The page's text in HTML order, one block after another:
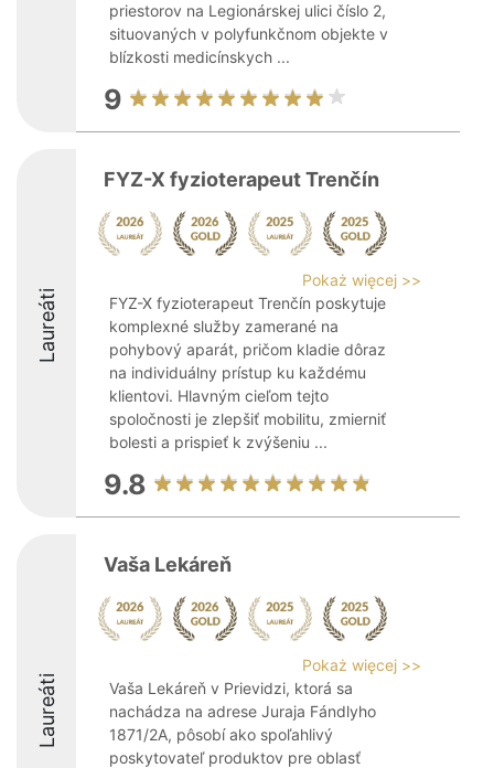
priestorov na Legionárskej ulici číslo 2,
situovaných v polyfunkčnom objekte v
blízkosti medicínskych ...
9
Laureáti
FYZ-X fyzioterapeut Trenčín
Pokaż więcej >>
FYZ-X fyzioterapeut Trenčín poskytuje
komplexné služby zamerané na
pohybový aparát, pričom kladie dôraz
na individuálny prístup ku každému
klientovi. Hlavným cieľom tejto
spoločnosti je zlepšiť mobilitu, zmierniť
bolesti a prispieť k zvýšeniu ...
9.8
Laureáti
Vaša Lekáreň
Pokaż więcej >>
Vaša Lekáreň v Prievidzi, ktorá sa
nachádza na adrese Juraja Fándlyho
1871/2A, pôsobí ako spoľahlivý
poskytovateľ produktov pre oblasť